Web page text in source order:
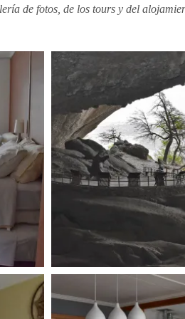
de fotos, de los tours y del